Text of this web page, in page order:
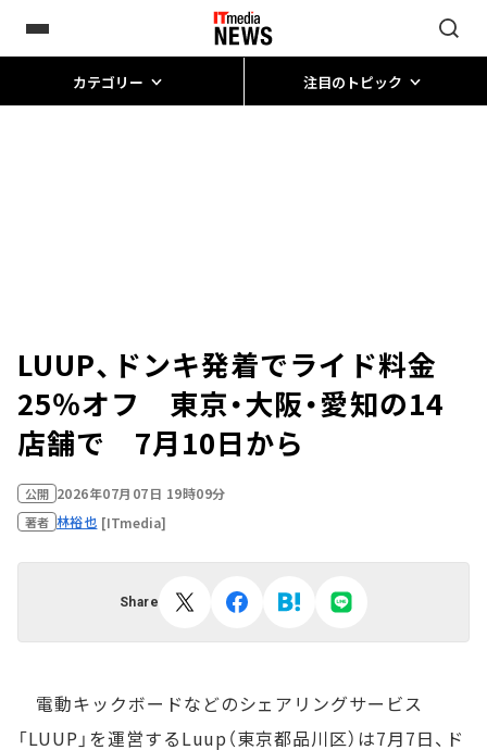
カテゴリー 注目のトピック
LUUP、ドンキ発着でライド料金
25％オフ 東京・大阪・愛知の14
店舗で 7月10日から
公開 2026年07月07日 19時09分
著者 林裕也 [ITmedia]
Share
電動キックボードなどのシェアリングサービス
「LUUP」を運営するLuup（東京都品川区）は7月7日、ド